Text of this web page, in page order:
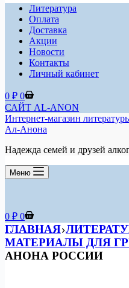
Литература
Оплата
Доставка
Акции
Новости
Контакты
Личный кабинет
Корзина
0 ₽ 0
САЙТ AL-ANON
Интернет-магазин
Ал-Анона
Надежда семей и друзей
Меню
Корзина
0 ₽ 0
ГЛАВНАЯ
МАТЕРИАЛЫ ДЛЯ
АНОНА РОССИИ